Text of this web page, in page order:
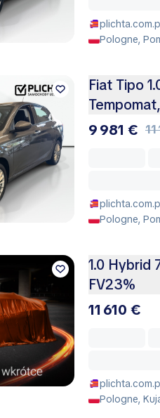
Pologne,
Fiat Tipo
9 981 €
Pologne,
1.0 Hybrid
FV23%
11 610 €
Pologne,